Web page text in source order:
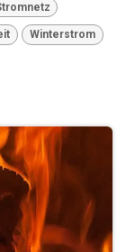
Winterstrom